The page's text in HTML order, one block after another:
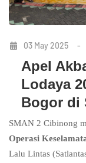
03 May 2025 -
Apel
Lodaya
Bogor di
SMAN 2 Cibinong
Operasi
Lalu Lintas